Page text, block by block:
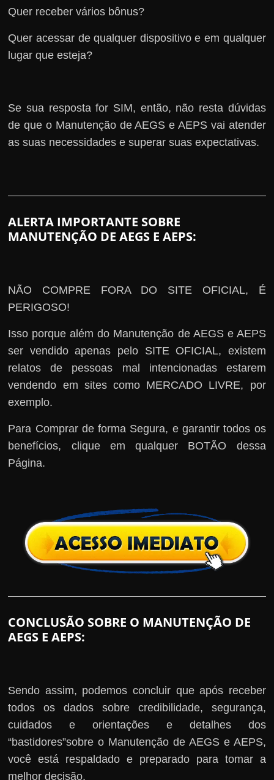
Quer receber vários bônus?
Quer acessar de qualquer dispositivo e em qualquer
lugar que esteja?
Se sua resposta for SIM, então, não resta dúvidas
de que o Manutenção de AEGS e AEPS vai atender
as suas necessidades e superar suas expectativas.
ALERTA IMPORTANTE SOBRE
MANUTENÇÃO DE AEGS E AEPS:
NÃO COMPRE FORA DO SITE OFICIAL, É
PERIGOSO!
Isso porque além do Manutenção de AEGS e AEPS
ser vendido apenas pelo SITE OFICIAL, existem
relatos de pessoas mal intencionadas estarem
vendendo em sites como MERCADO LIVRE, por
exemplo.
Para Comprar de forma Segura, e garantir todos os
benefícios, clique em qualquer BOTÃO dessa
Página.
CONCLUSÃO SOBRE O MANUTENÇÃO DE
AEGS E AEPS:
Sendo assim, podemos concluir que após receber
todos os dados sobre credibilidade, segurança,
cuidados e orientações e detalhes dos
“bastidores”sobre o Manutenção de AEGS e AEPS,
você está respaldado e preparado para tomar a
melhor decisão.